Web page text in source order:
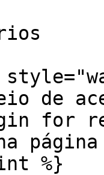
de
for
%}